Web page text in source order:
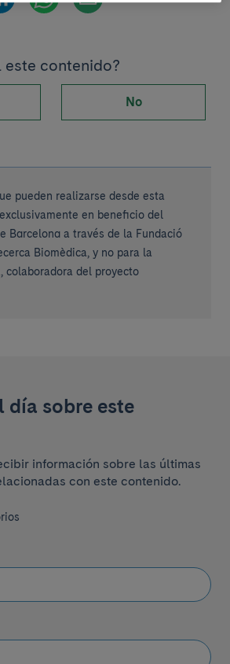
este contenido?
No
pueden realizarse desde esta
en beneficio del
Barcelona a través de la Fundació
Biomèdica, y no para la
colaboradora del proyecto
día sobre este
información sobre las últimas
con este contenido.